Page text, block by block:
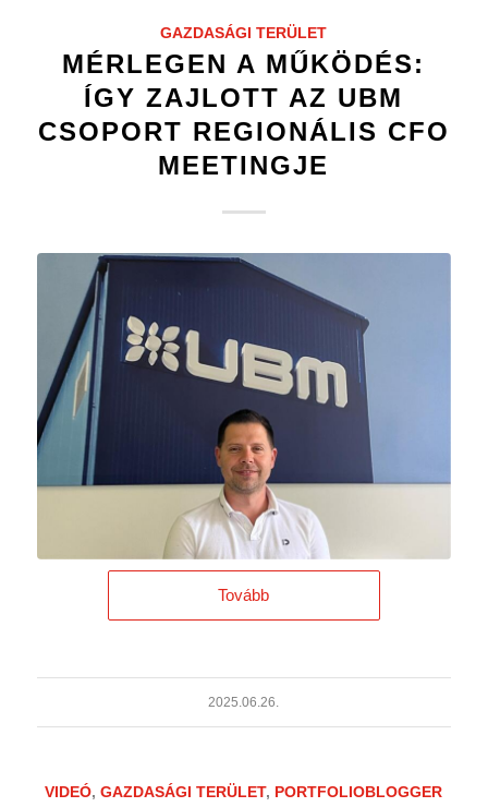
GAZDASÁGI TERÜLET
MÉRLEGEN A MŰKÖDÉS:
ÍGY ZAJLOTT AZ UBM
CSOPORT REGIONÁLIS CFO
MEETINGJE
Tovább
2025.06.26.
VIDEÓ,GAZDASÁGI TERÜLET, PORTFOLIOBLOGGER